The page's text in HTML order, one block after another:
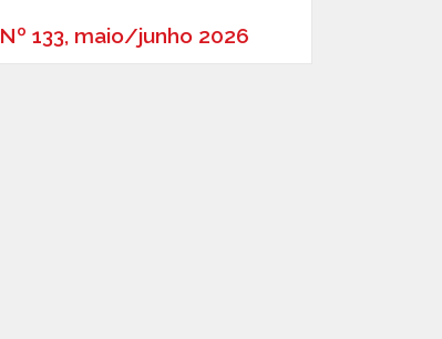
Nº 133, maio/junho 2026